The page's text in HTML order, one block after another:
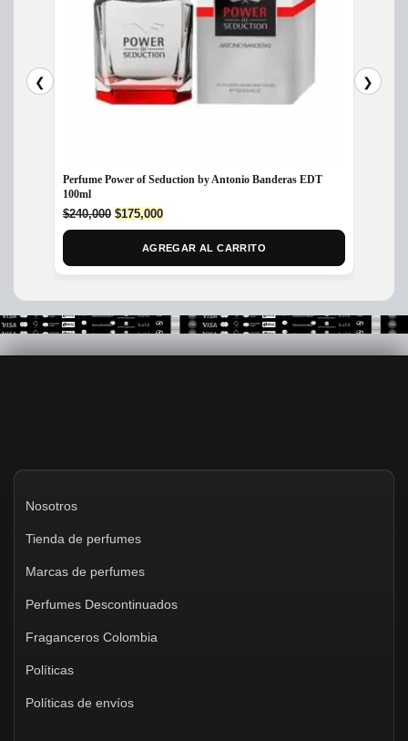
❮
Perfume Power of Seduction by Antonio Banderas EDT
100ml
$240,000 Original
price
$175,000Current
price
is:
AGREGAR AL CARRITO
❯
Nosotros
Tienda de perfumes
Marcas de perfumes
Perfumes Descontinuados
Fraganceros Colombia
Políticas
Políticas de envíos